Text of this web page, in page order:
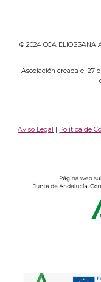
© 2024 CCA ELIOSSANA
Asociación creada el 27
Aviso Legal | Política de